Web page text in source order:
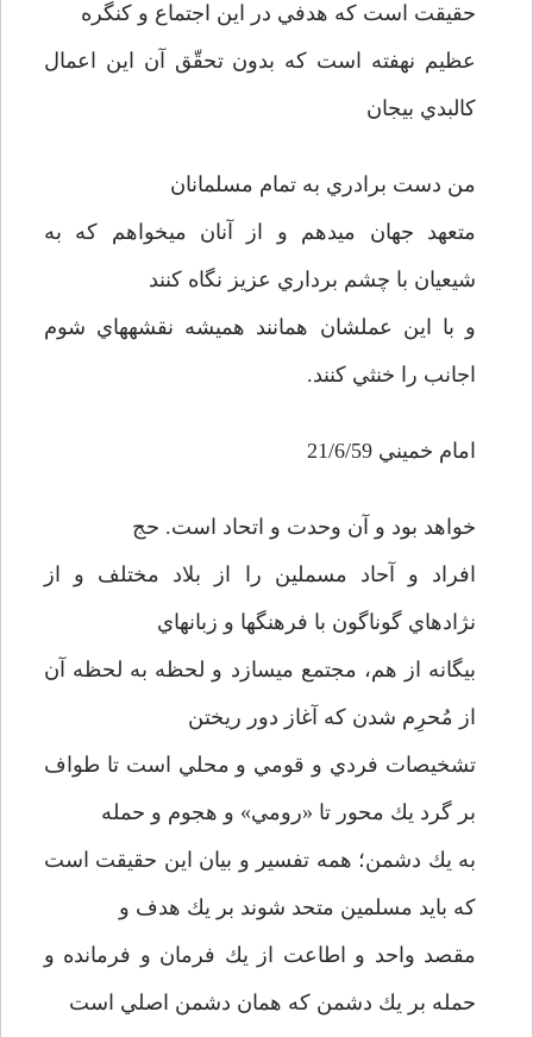
حقيقت است كه هدفي در اين اجتماع و كنگره
عظيم نهفته است كه بدون تحقّق آن اين اعمال
كالبدي بي­جان
من دست برادري به تمام مسلمانان
متعهد جهان مي­دهم و از آنان مي­خواهم كه به
شيعيان با چشم برداري عزيز نگاه كنند
و با اين عملشان همانند هميشه نقشه­هاي شوم
اجانب را خنثي كنند.
امام خميني 21/6/59
خواهد بود و آن وحدت و اتحاد است. حج
افراد و آحاد مسملين را از بلاد مختلف و از
نژادهاي گوناگون با فرهنگها و زبانهاي
بيگانه از هم، مجتمع ميسازد و لحظه به لحظه آن
از مُحرِم شدن كه آغاز دور ريختن
تشخيصات فردي و قومي و محلي است تا طواف
بر گرد يك محور تا «رومي» و هجوم و حمله
به يك دشمن؛ همه تفسير و بيان اين حقيقت است
كه بايد مسلمين متحد شوند بر يك هدف و
مقصد واحد و اطاعت از يك فرمان و فرمانده و
حمله بر يك دشمن كه همان دشمن اصلي است